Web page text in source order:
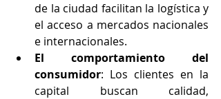
de la ciudad facilitan la logística y
el acceso a mercados nacionales
e internacionales.
El comportamiento del
consumidor: Los clientes en la
capital buscan calidad,